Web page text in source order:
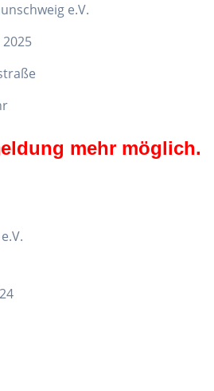
e.V.
mehr möglich.